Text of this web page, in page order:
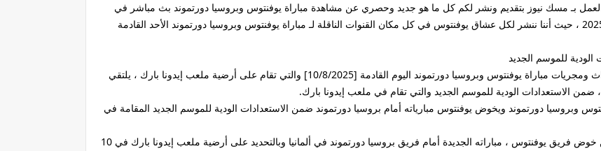
بـ مسك نيوز بتقديم ونشر لكم كل ما هو جديد وحصري عن مشاهدة مباراة يوفنتوس وبروسيا دورتموند بث مباشر في
الاستعدادات الودية للموسم الجديد اليوم الأحد 10 أغسطس 2025 ، حيث أننا ننشر لكل عشاق يوفنتوس في كل مكان القنوات الناقلة لـ مباراة يوفنتوس وبروسيا دورتموند الأحد القادمة
للموسم الجديد
فعبر قناة ستارز بلاي StarzPlay HD والتي ستنقل وتذيع أحداث ومجريات مباراة يوفنتوس وبروسيا دورتموند اليوم القادمة [10/8/2025] والتي تقام على أرضية ملعب إيدونا بارك ، يلتقي
الاستعدادات الودية للموسم الجديد والتي تقام في ملعب إيدونا بارك.
وبروسيا دورتموند ويخوض يوفنتوس مبارياته أمام بروسيا دورتموند ضمن الاستعدادات الودية للموسم الجديد المقامة في
أعلنت قناة ستارز بلاي StarzPlay HD بتعليق فهد العتيبي عن خوض فريق يوفنتوس ، مباراته الجديدة أمام فريق بروسيا دورتموند في ألمانيا وبالتحديد على أرضية ملعب إيدونا بارك في 10